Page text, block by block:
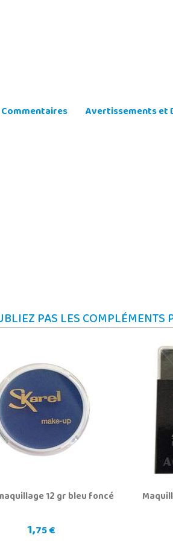
Commentaires
Avertissements et
PAS LES COMPLÉMENTS
12 gr bleu foncé
1,75 €